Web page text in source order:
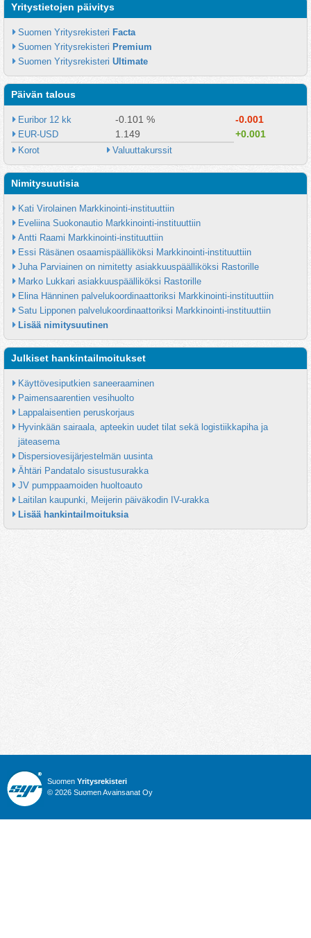
Yritystietojen päivitys
Suomen Yritysrekisteri Facta
Suomen Yritysrekisteri Premium
Suomen Yritysrekisteri Ultimate
Päivän talous
Euribor 12 kk -0.101 % -0.001
EUR-USD 1.149 +0.001
Korot Valuuttakurssit
Nimitysuutisia
Kati Virolainen Markkinointi-instituuttiin
Eveliina Suokonautio Markkinointi-instituuttiin
Antti Raami Markkinointi-instituuttiin
Essi Räsänen osaamispäälliköksi Markkinointi-instituuttiin
Juha Parviainen on nimitetty asiakkuuspäälliköksi Rastorille
Marko Lukkari asiakkuuspäälliköksi Rastorille
Elina Hänninen palvelukoordinaattoriksi Markkinointi-instituuttiin
Satu Lipponen palvelukoordinaattoriksi Markkinointi-instituuttiin
Lisää nimitysuutinen
Julkiset hankintailmoitukset
Käyttövesiputkien saneeraaminen
Paimensaarentien vesihuolto
Lappalaisentien peruskorjaus
Hyvinkään sairaala, apteekin uudet tilat sekä logistiikkapiha ja
jäteasema
Dispersiovesijärjestelmän uusinta
Ähtäri Pandatalo sisustusurakka
JV pumppaamoiden huoltoauto
Laitilan kaupunki, Meijerin päiväkodin IV-urakka
Lisää hankintailmoituksia
Suomen Yritysrekisteri
© 2026 Suomen Avainsanat Oy